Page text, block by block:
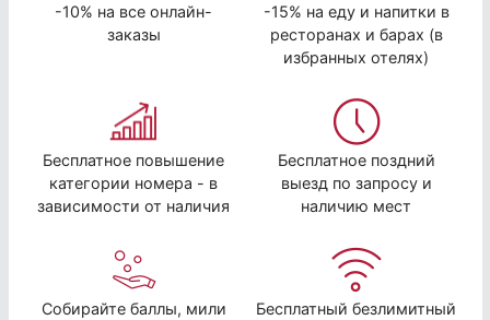
-10% на все онлайн-
заказы
-15% на еду и напитки в
ресторанах и барах (в
избранных отелях)
Бесплатное повышение
категории номера - в
зависимости от наличия
Бесплатное поздний
выезд по запросу и
наличию мест
Собирайте баллы, мили
Бесплатный безлимитный